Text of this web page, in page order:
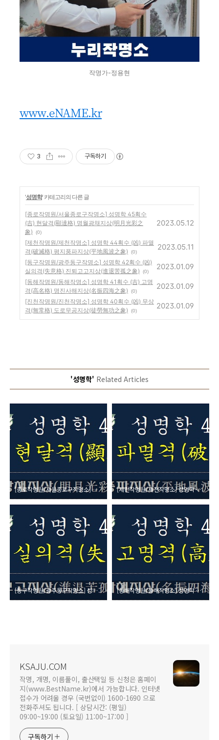
작명가-정용현
www.eNAME.kr
3 구독하기
'성명학' 카테고리의 다른 글
[종로작명원/서울종로구작명소] 성명학 45획수
(吉) 현달격(顯達格) 명월광채지상(明月光彩之
象)
(0)
2023.05.12
[제천작명원/제천작명소] 성명학 44획수 (凶) 파멸
격(破滅格) 평지풍파지상(平地風波之象)
(0)
2023.05.11
[동구작명원/광주동구작명소] 성명학 42획수 (凶)
실의격(失意格) 진퇴고고지상(進退苦孤之象)
(0)
2023.01.09
[동해작명원/동해작명소] 성명학 41획수 (吉) 고명
격(高名格) 명진사해지상(名振四海之象)
(0)
2023.01.09
[진천작명원/진천작명소] 성명학 40획수 (凶) 무상
격(無常格) 도로무공지상(徒勞無功之象)
(0)
2023.01.09
'성명학' Related Articles
[종로작명원/서울종로구작명소] 성명학 45획수 (吉) 현달격(顯達格) 명월광채지상(明月光彩之象) [제천작명원/제천작명소] 성명학 44획수 (凶) 파멸격(破滅格) 평지풍파지상(平地風波之象)
[동구작명원/광주동구작명소] 성명학 42획수 (凶) 실의격(失意格) 진퇴고고지상(進退苦孤之象) [동해작명원/동해작명소] 성명학 41획수 (吉) 고명격(高名格) 명진사해지상(名振四海之象)
KSAJU.COM
작명, 개명, 이름풀이, 출산택일 등 신청은 홈페이
지(www.BestName.kr)에서 가능합니다. 인터넷
접수가 어려울 경우 (국번없이) 1600-1690 으로
전화주셔도 됩니다. [ 상담시간: (평일)
09:00~19:00 (토요일) 11:00~17:00 ]
구독하기